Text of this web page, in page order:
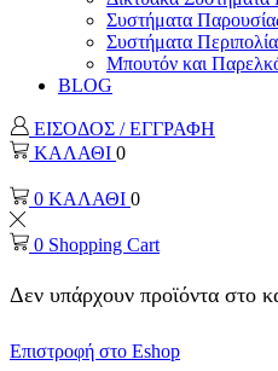
Συστήματα
Συστήματα
Mπουτόν και
BLOG
ΕΙΣΟΔΟΣ / ΕΓΓΡΑΦΗ
ΚΑΛΑΘΙ 0
0 ΚΑΛΑΘΙ 0
0 Shopping Cart
Δεν υπάρχουν προϊόντα στο
Επιστροφή στο Eshop